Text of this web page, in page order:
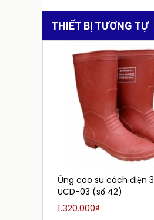
THIẾT BỊ TƯƠNG TỰ
Ủng cao su cách điện
UCD-03 (số 42)
1.320.000₫